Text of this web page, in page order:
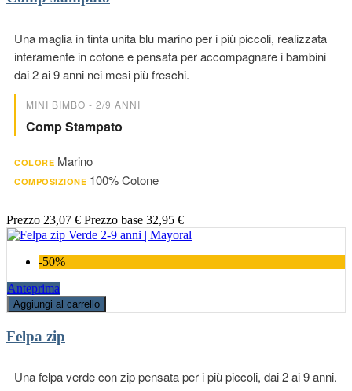
Una maglia in tinta unita blu marino per i più piccoli, realizzata
interamente in cotone e pensata per accompagnare i bambini
dai 2 ai 9 anni nei mesi più freschi.
MINI BIMBO - 2/9 ANNI
Comp Stampato
COLORE Marino
COMPOSIZIONE 100% Cotone
Prezzo 23,07 € Prezzo base 32,95 €
-50%
Anteprima
Aggiungi al carrello
Felpa zip
Una felpa verde con zip pensata per i più piccoli, dai 2 ai 9 anni.